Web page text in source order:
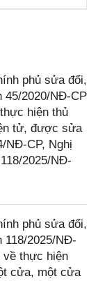
phủ sửa đổi,
45/2020/NĐ-CP
hiện thủ
tử, được sửa
NĐ-CP, Nghị
2025/NĐ-
phủ sửa đổi,
118/2025/NĐ-
về thực hiện
cửa, một cửa